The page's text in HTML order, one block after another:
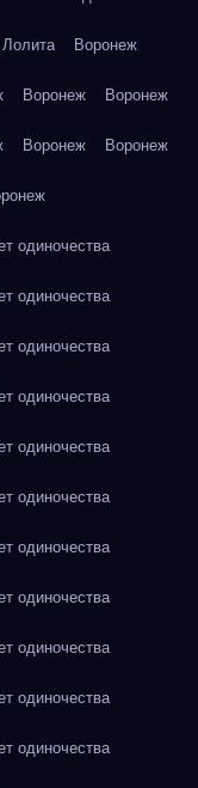
Воронеж
Воронеж Воронеж
Воронеж Воронеж
одиночества
одиночества
одиночества
одиночества
одиночества
одиночества
одиночества
одиночества
одиночества
одиночества
одиночества